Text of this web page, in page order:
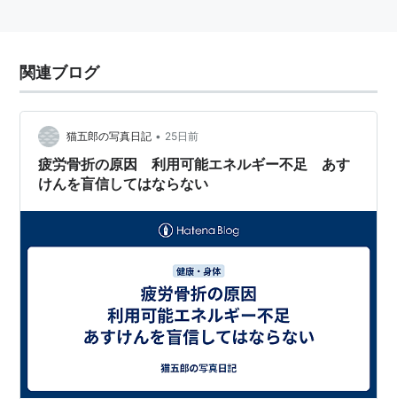
関連ブログ
猫五郎の写真日記 • 25日前
疲労骨折の原因 利用可能エネルギー不足 あす
けんを盲信してはならない